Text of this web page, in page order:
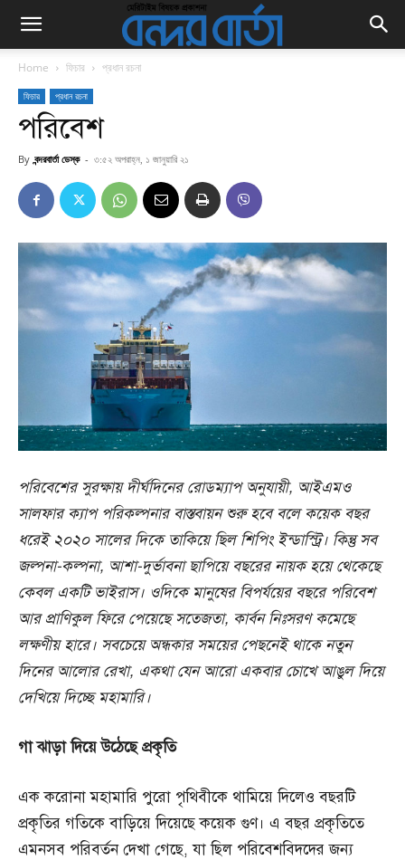
Home ফিচার প্রধান রচনা
ফিচার প্রধান রচনা
পরিবেশ
By বন্দরবার্তা ডেস্ক - ৩:৫২ অপরাহ্ন, ১ জানুয়ারি ২১
পরিবেশের সুরক্ষায়দীর্ঘদিনেররোডম্যাপঅনুযায়ী, আইএমও
সালফারক্যাপপরিকল্পনারবাস্তবায়নশুরুহবেবলেকয়েকবছর
ধরেই২০২০ সালেরদিকেতাকিয়েছিলশিপিং ইন্ডাস্ট্রি। কিন্তুসব
জল্পনা-কল্পনা, আশা-দুর্ভাবনাছাপিয়েবছরেরনায়কহয়েথেকেছে
কেবলএকটিভাইরাস। ওদিকেমানুষেরবিপর্যয়েরবছরে পরিবেশ
আরপ্রাণিকুলফিরেপেয়েছেসতেজতা, কার্বননিঃসরণকমেছে
লক্ষণীয়হারে। সবচেয়েঅন্ধকার সময়েরপেছনেইথাকেনতুন
দিনের আলোররেখা, একথাযেনআরোএকবারচোখেআঙুলদিয়ে
দেখিয়েদিচ্ছেমহামারি।
গাঝাড়াদিয়েউঠেছেপ্রকৃতি
এক করোনা মহামারি পুরো পৃথিবীকে থামিয়ে দিলেও বছরটি
প্রকৃতির গতিকে বাড়িয়ে দিয়েছে কয়েক গুণ। এ বছর প্রকৃতিতে
এমনসব পরিবর্তন দেখা গেছে, যা ছিল পরিবেশবিদদের জন্য